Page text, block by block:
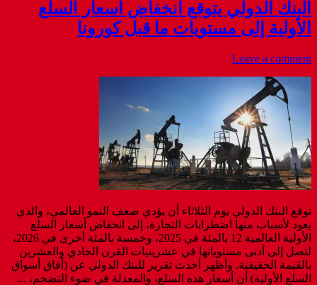
البنك الدولي يتوقع انخفاض أسعار السلع
الأولية إلى مستويات ما قبل كورونا
Leave a comment
توقع البنك الدولي يوم الثلاثاء أن يؤدي ضعف النمو العالمي، والذي
يعود لأسباب منها اضطرابات التجارة، إلى انخفاض أسعار السلع
الأولية العالمية 12 بالمئة في 2025، وخمسة بالمئة أخرى في 2026،
لتصل إلى أدنى مستوياتها في عشرينيات القرن الحادي والعشرين
بالقيمة الحقيقية. وأظهر أحدث تقرير للبنك الدولي عن (آفاق أسواق
السلع الأولية) أن أسعار هذه السلع، والمعدلة في ضوء التضخم، ...